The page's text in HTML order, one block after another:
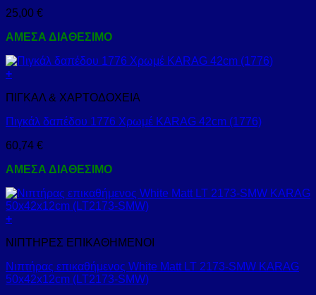
25,00 €
ΑΜΕΣΑ ΔΙΑΘΕΣΙΜΟ
+
ΠΙΓΚΑΛ & ΧΑΡΤΟΔΟΧΕΙΑ
Πιγκάλ δαπέδου 1776 Χρωμέ KARAG 42cm (1776)
60,74 €
ΑΜΕΣΑ ΔΙΑΘΕΣΙΜΟ
+
ΝΙΠΤΗΡΕΣ ΕΠΙΚΑΘΗΜΕΝΟΙ
Νιπτήρας επικαθήμενος White Matt LT 2173-SMW KARAG
50x42x12cm (LT2173-SMW)